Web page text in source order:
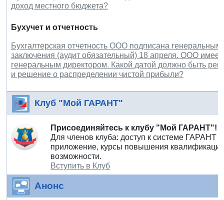
доход местного бюджета?
Бухучет и отчетность
Бухгалтерская отчетность ООО подписана
заключения (аудит обязательный) 18 апреля. ООО имеет
генеральным директором. Какой датой должно быть
и решение о распределении чистой прибыли?
Клуб "Мой ГАРАНТ"
Присоединяйтесь к клубу "Мой ГАРАНТ"!
Для членов клуба: доступ к системе ГАРАНТ
приложение, курсы повышения
возможности.
Вступить в Клуб
Анонс